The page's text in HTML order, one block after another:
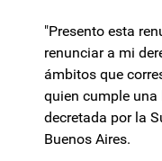
"Presento esta
renunciar a mi
ámbitos que
quien cumple
decretada por la
Buenos Aires.